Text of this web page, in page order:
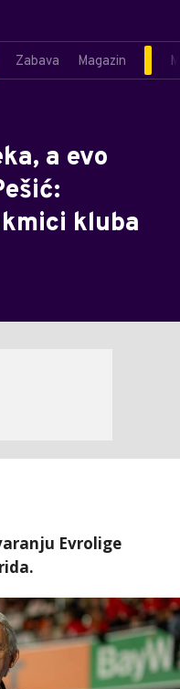
Zabava Magazin
a evo
kluba
Evrolige